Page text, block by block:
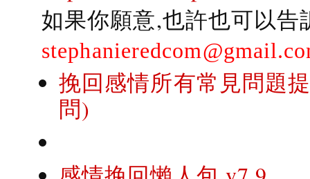
如果你願意,也許也可以
挽回感情所有常見問題
問)